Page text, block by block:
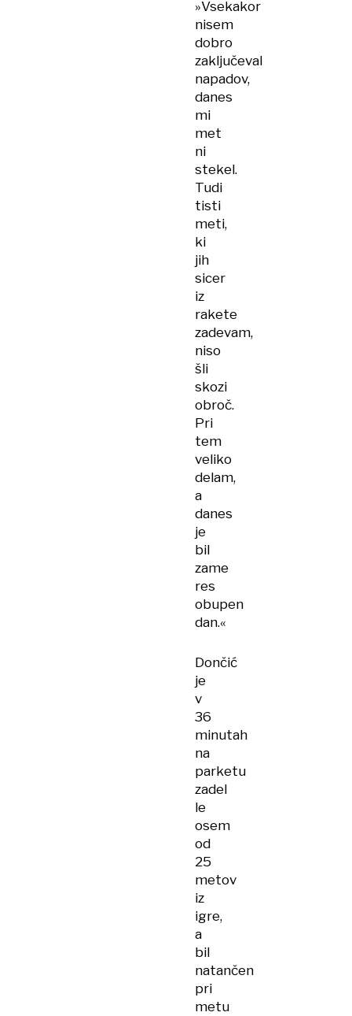
»Vsekakor
nisem
dobro
zaključeval
napadov,
danes
mi
met
ni
stekel.
Tudi
tisti
meti,
ki
jih
sicer
iz
rakete
zadevam,
niso
šli
skozi
obroč.
Pri
tem
veliko
delam,
a
danes
je
bil
zame
res
obupen
dan.«
Dončić
je
v
36
minutah
na
parketu
zadel
le
osem
od
25
metov
iz
igre,
a
bil
natančen
pri
metu